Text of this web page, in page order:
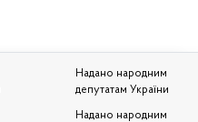
Надано народним
депутатам України
Надано народним